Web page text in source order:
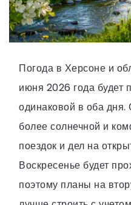
Погода в Херсоне и
июня 2026 года будет
одинаковой в оба
более солнечной и
поездок и дел на
Воскресенье будет
поэтому планы на